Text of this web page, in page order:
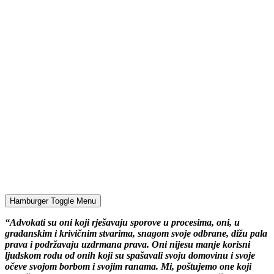
Hamburger Toggle Menu
“Advokati su oni koji rješavaju sporove u procesima, oni, u
građanskim i krivičnim stvarima, snagom svoje odbrane, dižu pala
prava i podržavaju uzdrmana prava. Oni nijesu manje korisni
ljudskom rodu od onih koji su spašavali svoju domovinu i svoje
očeve svojom borbom i svojim ranama. Mi, poštujemo one koji